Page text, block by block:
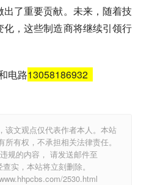
了重要贡献。未来，随着技
，这些制造商将继续引领行
电路13058186932
该文观点仅代表作者本人。本站
有权，不承担相关法律责任。
规的内容， 请发送邮件至
实，本站将立刻删除。
2530.html